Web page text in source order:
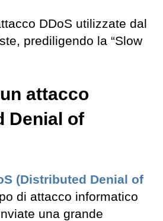
DDoS utilizzate dal
prediligendo la “Slow
attacco
Denial of
(Distributed Denial of
di attacco informatico
una grande